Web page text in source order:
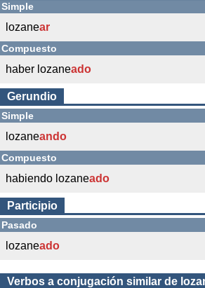
Simple
lozanear
Compuesto
haber lozaneado
Gerundio
Simple
lozaneando
Compuesto
habiendo lozaneado
Participio
Pasado
lozaneado
Verbos a conjugación similar de